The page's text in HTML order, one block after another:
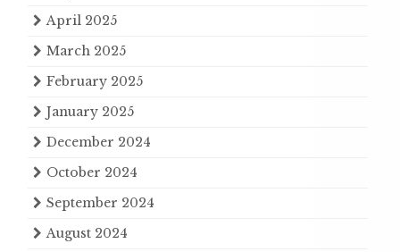
April 2025
March 2025
February 2025
January 2025
December 2024
October 2024
September 2024
August 2024